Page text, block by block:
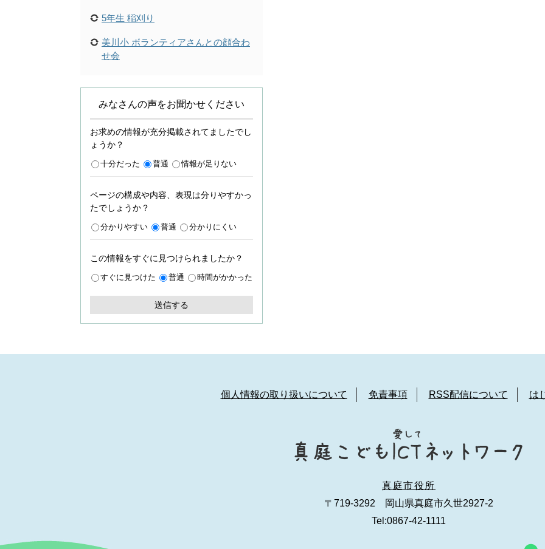
5年生 稲刈り
美川小 ボランティアさんとの顔合わ
せ会
みなさんの声をお聞かせください
お求めの情報が充分掲載されてましたでし
ょうか？
十分だった 普通 情報が足りない
ページの構成や内容、表現は分りやすかっ
たでしょうか？
分かりやすい 普通 分かりにくい
この情報をすぐに見つけられましたか？
すぐに見つけた 普通 時間がかかった
個人情報の取り扱いについて 免責事項 RSS配信について は
真庭市役所
〒719-3292 岡山県真庭市久世2927-2
Tel:0867-42-1111